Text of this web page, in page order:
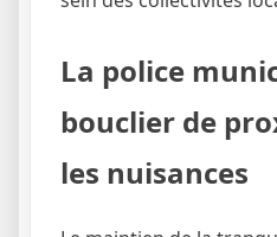
La police
bouclier de
les nuisances